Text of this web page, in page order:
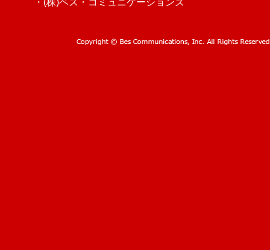
・(株)ベス・コミュニケーションズ